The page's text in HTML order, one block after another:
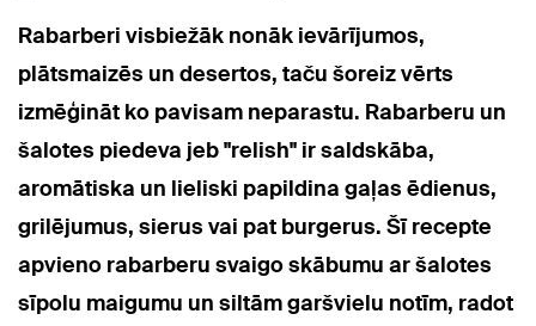
Rabarberi visbiežāk nonāk ievārījumos,
plātsmaizēs un desertos, taču šoreiz vērts
izmēģināt ko pavisam neparastu. Rabarberu un
šalotes piedeva jeb "relish" ir saldskāba,
aromātiska un lieliski papildina gaļas ēdienus,
grilējumus, sierus vai pat burgerus. Šī recepte
apvieno rabarberu svaigo skābumu ar šalotes
sīpolu maigumu un siltām garšvielu notīm, radot